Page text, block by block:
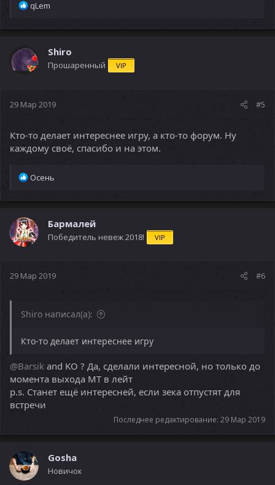
Р
а
ц
и
и
qLem
Shiro
Прошаренный VIP
29 Мар 2019 #5
Кто-то делает интереснее игру, а кто-то форум. Ну
каждому своё, спасибо и на этом.
Р
а
ц
и
и
Осень
Бармалей
Победитель невеж 2018! VIP
29 Мар 2019 #6
Shiro написал(а):
Кто-то делает интереснее игру
@Barsik and KO ? Да, сделали интересной, но только до
момента выхода МТ в лейт
p.s. Станет ещё интересней, если зека отпустят для
встречи
Последнее редактирование: 29 Мар 2019
Gosha
Новичок